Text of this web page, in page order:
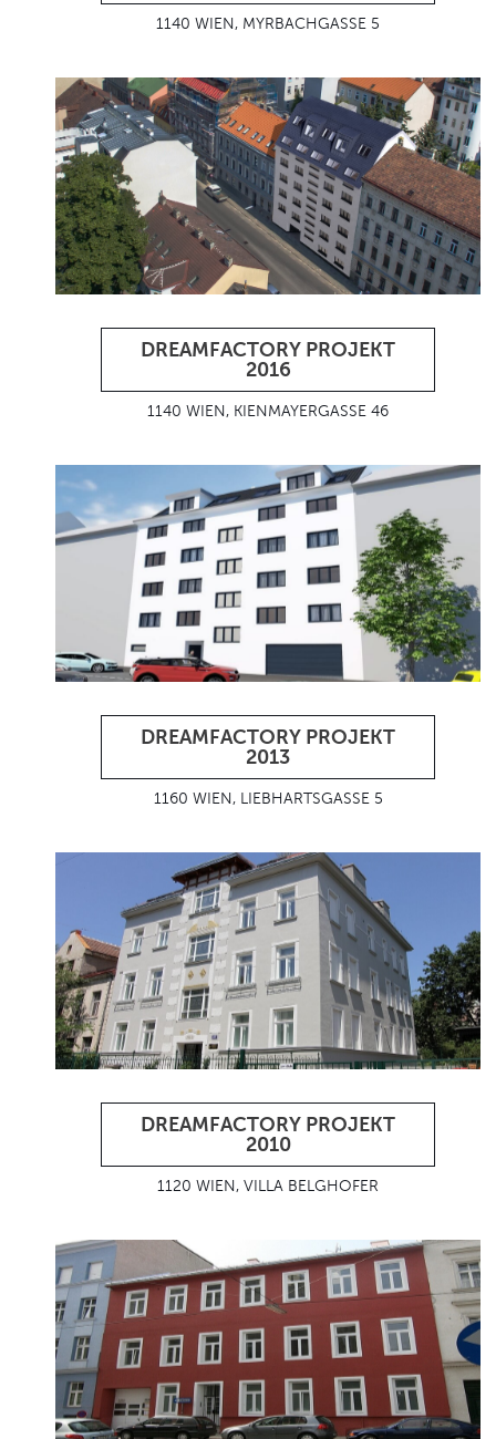
1140 WIEN, MYRBACHGASSE 5
DREAMFACTORY PROJEKT
2016
1140 WIEN, KIENMAYERGASSE 46
DREAMFACTORY PROJEKT
2013
1160 WIEN, LIEBHARTSGASSE 5
DREAMFACTORY PROJEKT
2010
1120 WIEN, VILLA BELGHOFER